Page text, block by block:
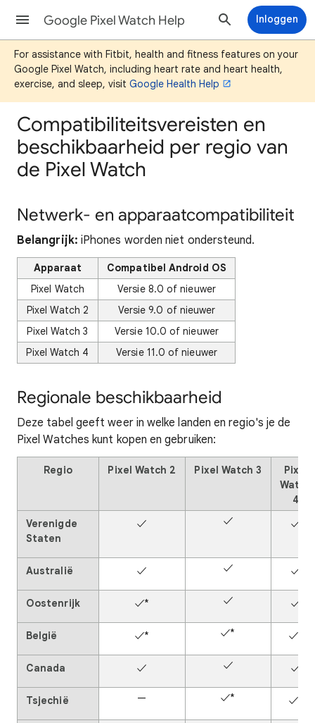
Google Pixel Watch Help Inloggen
For assistance with Fitbit, health and fitness features on your
Google Pixel Watch, including heart rate and heart health,
exercise, and sleep, visit Google Health Help
Compatibiliteitsvereisten en
beschikbaarheid per regio van
de Pixel Watch
Netwerk- en apparaatcompatibiliteit
Belangrijk: iPhones worden niet ondersteund.
Apparaat
Compatibel Android OS
Pixel Watch
Versie 8.0 of nieuwer
Pixel Watch 2
Versie 9.0 of nieuwer
Pixel Watch 3
Versie 10.0 of nieuwer
Pixel Watch 4
Versie 11.0 of nieuwer
Regionale beschikbaarheid
Deze tabel geeft weer in welke landen en regio's je de
Pixel Watches kunt kopen en gebruiken:
Regio Pixel Watch 2 Pixel Watch 3
Pixel
Watch
4
Verenigde
Staten
✓ ✓ ✓
Australië ✓ ✓ ✓
Oostenrijk ✓* ✓ ✓
België ✓* ✓* ✓*
Canada ✓ ✓ ✓
Tsjechië — ✓* ✓*